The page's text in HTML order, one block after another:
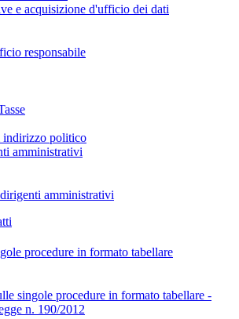
e acquisizione d'ufficio dei dati
responsabile
indirizzo politico
amministrativi
amministrativi
procedure in formato tabellare
singole procedure in formato tabellare -
n. 190/2012